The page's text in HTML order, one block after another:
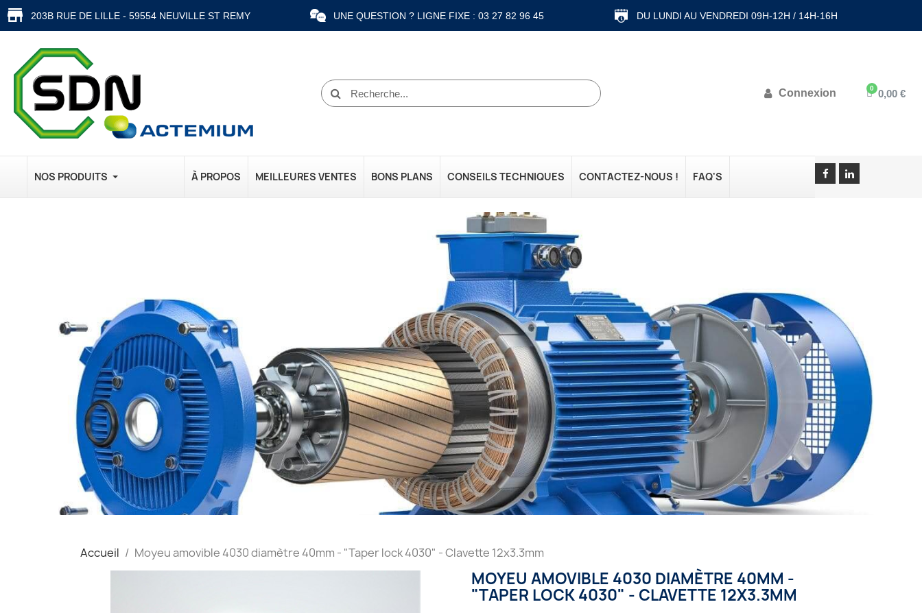
203B RUE DE LILLE - 59554 NEUVILLE ST REMY UNE QUESTION ? LIGNE FIXE : 03 27 82 96 45 DU LUNDI AU VENDREDI 09H-12H / 14H-16H
Connexion 0,00 €
NOS PRODUITS À PROPOS MEILLEURES VENTES BONS PLANS CONSEILS TECHNIQUES CONTACTEZ-NOUS ! FAQ'S
Accueil Moyeu amovible 4030 diamètre 40mm - "Taper lock 4030" - Clavette 12x3.3mm
MOYEU AMOVIBLE 4030 DIAMÈTRE 40MM -
"TAPER LOCK 4030" - CLAVETTE 12X3.3MM